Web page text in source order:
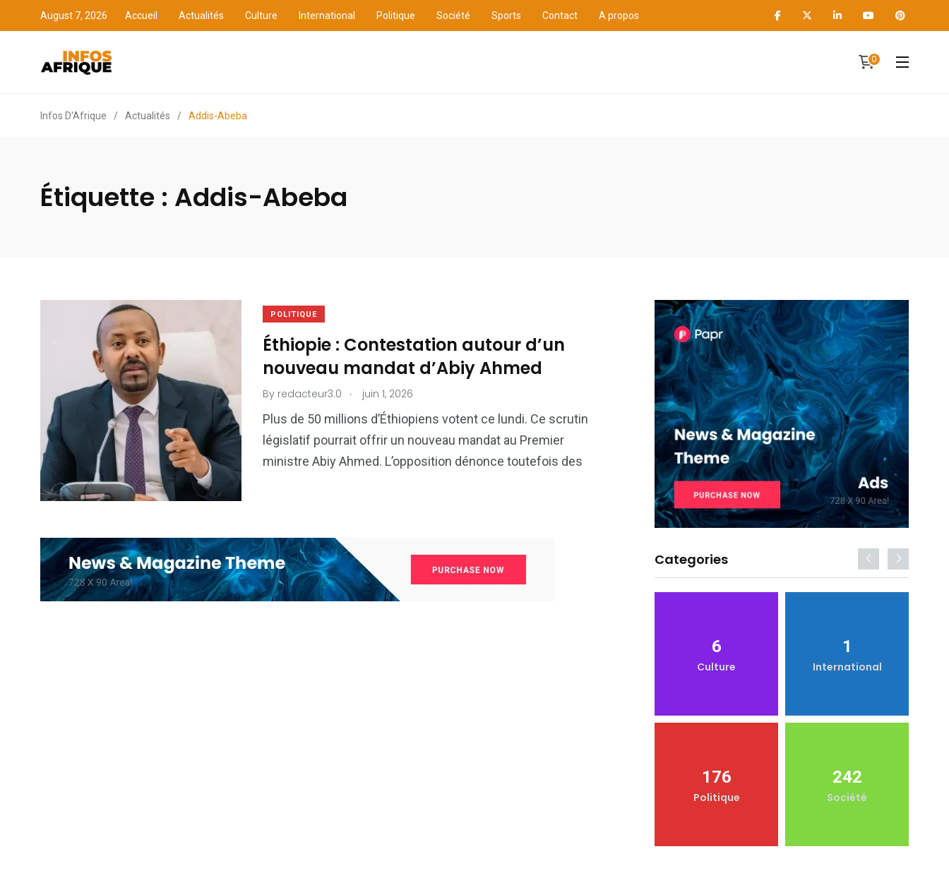
August 7, 2026 Accueil Actualités Culture International Politique Société Sports Contact A propos
0
Infos D'Afrique / Actualités / Addis-Abeba
Étiquette : Addis-Abeba
POLITIQUE
Éthiopie : Contestation autour d’un
nouveau mandat d’Abiy Ahmed
By redacteur3.0 . juin 1, 2026
Plus de 50 millions d’Éthiopiens votent ce lundi. Ce scrutin
législatif pourrait offrir un nouveau mandat au Premier
ministre Abiy Ahmed. L’opposition dénonce toutefois des
Categories
6
Culture
1
International
176
Politique
242
Société